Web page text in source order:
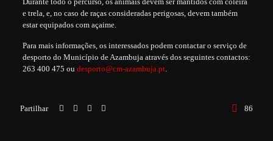
e trela, e, no caso de raças consideradas perigosas, devem também
estar equipados com açaime.
Para mais informações, os interessados podem contactar o serviço de
desporto do Município de Azambuja através dos seguintes contactos:
263 400 475 ou desporto@cm-azambuja.pt.
Partilhar 86